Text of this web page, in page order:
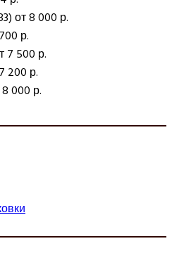
от 8 000 р.
р.
7 500 р.
200 р.
8 000 р.